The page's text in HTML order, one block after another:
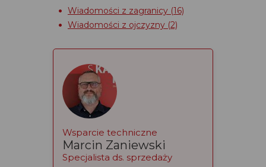
Wiadomości z zagranicy (16)
Wiadomości z ojczyzny (2)
Wsparcie techniczne
Marcin Zaniewski
Specjalista ds. sprzedaży